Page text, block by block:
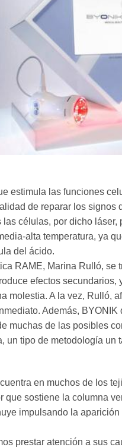
estimula las funciones
de reparar los signos
células, por dicho láser,
alta temperatura, ya
del ácido.
RAME, Marina Rulló, se
efectos secundarios,
molestia. A la vez, Rulló,
Además,
muchas de las posibles
tipo de metodología un
en muchos de los
sostiene la columna
impulsando la
prestar atención a sus